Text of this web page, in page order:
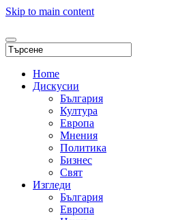
Skip to main content
Home
Дискусии
България
Култура
Европа
Мнения
Политика
Бизнес
Свят
Изгледи
България
Европа